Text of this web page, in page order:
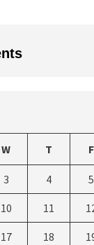
W T F
3 4 5
10 11
17 18